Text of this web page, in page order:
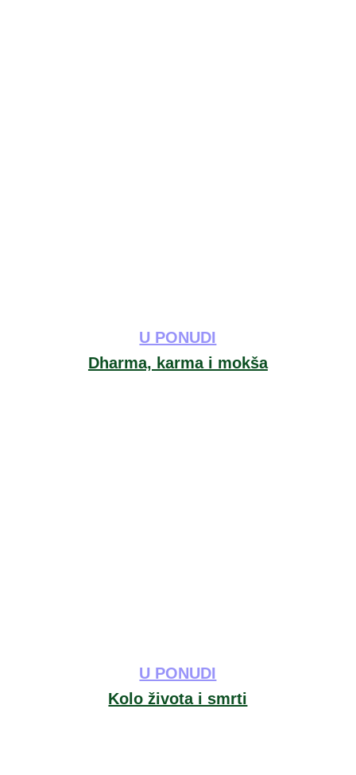
Kolo života i smrti
Dharma, karma i mokša
U PONUDI
U PONUDI